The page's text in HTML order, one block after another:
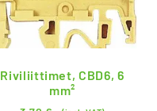
Riviliittimet, CBD6, 6
mm²